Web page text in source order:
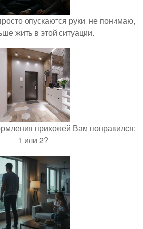
опускаются руки, не понимаю,
жить в этой ситуации.
прихожей Вам понравился:
1 или 2?